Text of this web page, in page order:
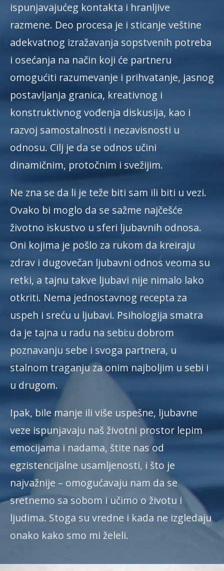
ispunjavajućeg kontakta i hranljive
razmene. Deo procesa je i sticanje veštine
adekvatnog izražavanja sopstvenih potreba
i osećanja na način koji će partneru
omogućiti razumevanje i prihvatanje, jasnog
postavljanja granica, kreativnog i
konstruktivnog vođenja diskusija, kao i
razvoj samostalnosti i nezavisnosti u
odnosu. Cilj je da se odnos učini
dinamičnim, protočnim i svežijim.
Ne zna se da li je teže biti sam ili biti u vezi.
Ovako bi moglo da se sažme najčešće
životno iskustvo u sferi ljubavnih odnosa.
Oni kojima je pošlo za rukom da kreiraju
zdrav i dugovečan ljubavni odnos veoma su
retki, a tajnu takve ljubavi nije nimalo lako
otkriti. Nema jednostavnog recepta za
uspeh i sreću u ljubavi. Psihologija smatra
da je tajna u radu na sebi:u dobrom
poznavanju sebe i svoga partnera, u
stalnom traganju za onim najboljim u sebi i
u drugom.
Ipak, bile manje ili više uspešne, ljubavne
veze ispunjavaju naš životni prostor lepim
emocijama i nadama, štite nas od
egzistencijalne usamljenosti, i što je
najvažnije – omogućavaju nam da se
sretnemo sa sobom i učimo o životu i
ljudima. Stoga su vredne i kada ne izgledaju
onako kako smo mi želeli.